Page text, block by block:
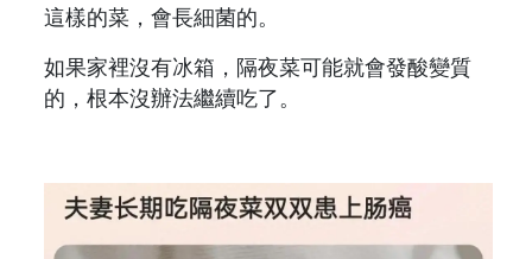
這樣的菜，會長細菌的。
如果家裡沒有冰箱，隔夜菜可能就會發酸變質
的，根本沒辦法繼續吃了。